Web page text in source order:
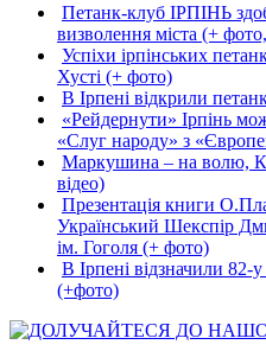
Петанк-клуб ІРПІНЬ
визволення міста (+
Успіхи ірпінських
Хусті (+ фото)
В Ірпені відкрили
«Рейдернути» Ірпінь
«Слуг народу» з
Маркушина – на волю,
відео)
Презентація книги
Український Шекспір
ім. Гоголя (+ фото)
В Ірпені відзначили
(+фото)